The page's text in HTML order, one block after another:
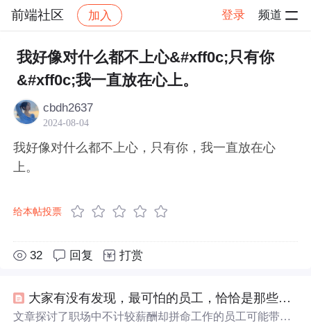
前端社区 加入 登录 频道
社区 前端社区 感慨 帖子详情
我好像对什么都不上心&#xff0c;只有你
&#xff0c;我一直放在心上。
cbdh2637
2024-08-04
我好像对什么都不上心，只有你，我一直放在心
上。
给本帖投票
32 回复 打赏
大家有没有发现，最可怕的员工，恰恰是那些不计较工资拼命干活的人，他们对工作格外
文章探讨了职场中不计较薪酬却拼命工作的员工可能带来